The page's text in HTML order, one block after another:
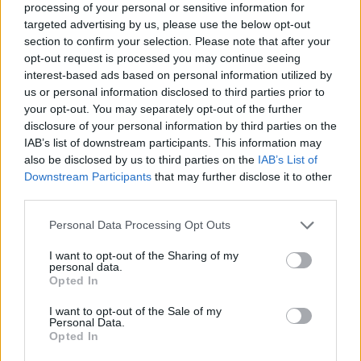
processing of your personal or sensitive information for
targeted advertising by us, please use the below opt-out
section to confirm your selection. Please note that after your
opt-out request is processed you may continue seeing
interest-based ads based on personal information utilized by
us or personal information disclosed to third parties prior to
your opt-out. You may separately opt-out of the further
disclosure of your personal information by third parties on the
IAB’s list of downstream participants. This information may
also be disclosed by us to third parties on the IAB’s List of
Downstream Participants that may further disclose it to other
Personal Data Processing Opt Outs
I want to opt-out of the Sharing of my
personal data.
Opted In
I want to opt-out of the Sale of my
Personal Data.
Opted In
per adulti o di permettere l’accesso solo a un insieme specifico di siti
consentiti.
Siriè ancora più piacevole da ascoltare con lenuove voci maschili
e femminili,e include l’integrazione della ricerca su Twitter per
chiedere a Siri cosa dice la gente su Twitter. Siri integra anche
Wikipedia, per accedere al sito di riferimento più famoso del mondo.
E offre inoltre la ricerca web Bing all’interno dell’app e la possibilità di
modificare le impostazioni del dispositivo e di ascoltare i messaggi
ha un nuovo, bellissimo design e include
un nuovo servizio di Internet radio gratuito con oltre 200 stazioni e
un incredibile catalogo di musica dall’iTunes Store, con funzioni che
scoprire nuova musica. Quando l’utente si sintonizza su iTunes
Radio dall’iPhone, iPad, iPod touch, Mac, PC o Apple TV, potrà